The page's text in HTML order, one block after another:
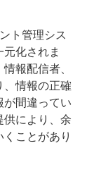
ト管理シス
化されま
報配信者、
情報の正確
間違ってい
により、余
ことがあり